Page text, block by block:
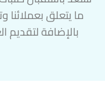
ما يتعلق
بالإضافة